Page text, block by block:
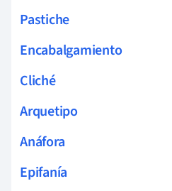
Pastiche
Encabalgamiento
Cliché
Arquetipo
Anáfora
Epifanía